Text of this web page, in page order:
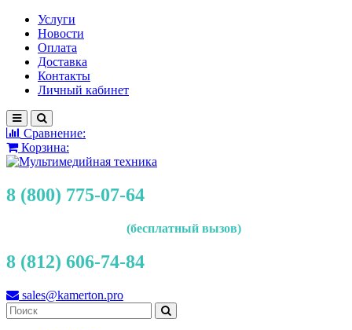
Услуги
Новости
Оплата
Доставка
Контакты
Личный кабинет
Сравнение:
Корзина:
8 (800) 775-07-64
(бесплатный вызов)
8 (812) 606-74-84
sales@kamerton.pro